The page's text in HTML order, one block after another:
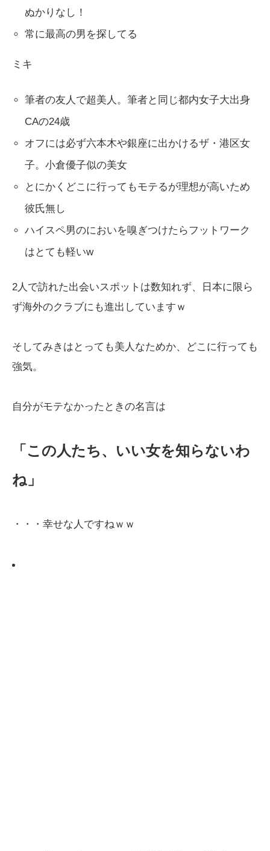
ぬかりなし！
常に最高の男を探してる
ミキ
筆者の友人で超美人。筆者と同じ都内女子大出身
CAの24歳
オフには必ず六本木や銀座に出かけるザ・港区女
子。小倉優子似の美女
とにかくどこに行ってもモテるが理想が高いため
彼氏無し
ハイスペ男のにおいを嗅ぎつけたらフットワーク
はとても軽いw
2人で訪れた出会いスポットは数知れず、日本に限ら
ず海外のクラブにも進出していますｗ
そしてみきはとっても美人なためか、どこに行っても
強気。
自分がモテなかったときの名言は
「この人たち、いい女を知らないわ
ね」
・・・幸せな人ですねｗｗ